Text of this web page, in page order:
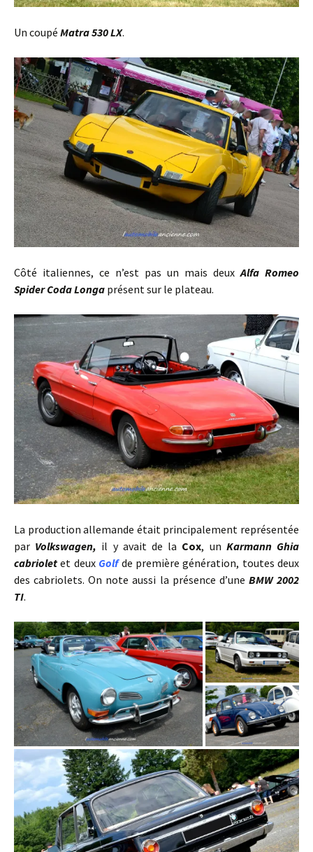
Un coupé Matra 530 LX.
Côté italiennes, ce n’est pas un mais deux Alfa Romeo
Spider Coda Longa présent sur le plateau.
La production allemande était principalement représentée
par Volkswagen, il y avait de la Cox, un Karmann Ghia
cabriolet et deux Golf de première génération, toutes deux
des cabriolets. On note aussi la présence d’une BMW 2002
TI.